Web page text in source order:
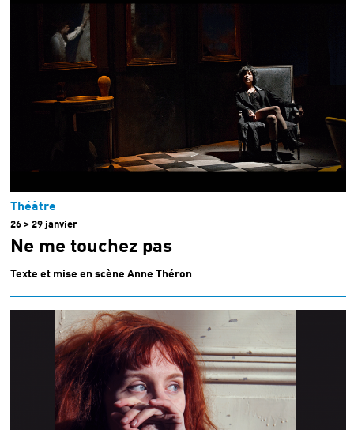
Théâtre
26 > 29 janvier
Ne me touchez pas
Texte et mise en scène Anne Théron